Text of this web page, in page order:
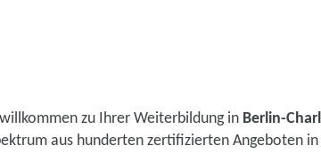
zu Ihrer Weiterbildung in Berlin-
aus hunderten zertifizierten Angeboten